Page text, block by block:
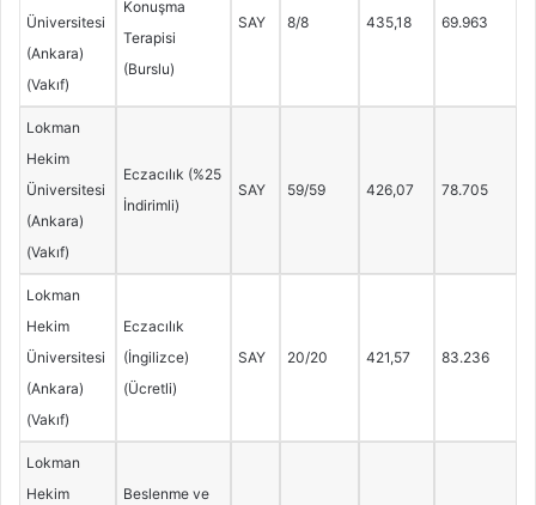
Üniversitesi
(Ankara)
(Vakıf)
Konuşma
Terapisi
(Burslu)
SAY 8/8 435,18 69.963
Lokman
Hekim
Üniversitesi
(Ankara)
(Vakıf)
Eczacılık (%25
İndirimli)
SAY 59/59 426,07 78.705
Lokman
Hekim
Üniversitesi
(Ankara)
(Vakıf)
Eczacılık
(İngilizce)
(Ücretli)
SAY 20/20 421,57 83.236
Lokman
Hekim
Beslenme ve